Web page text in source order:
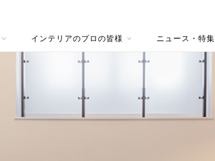
インテリアのプロの皆様 ニュース・特集